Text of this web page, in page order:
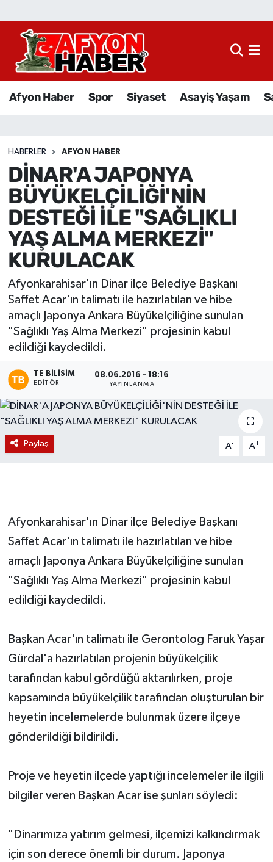
Afyon Haber Spor Siyaset Asayiş Yaşam
HABERLER AFYON HABER
DİNAR'A JAPONYA
BÜYÜKELÇİLİĞİ'NİN
DESTEĞİ İLE "SAĞLIKLI
YAŞ ALMA MERKEZİ"
KURULACAK
Afyonkarahisar'ın Dinar ilçe Belediye Başkanı
Saffet Acar'ın talimatı ile hazırlatılan ve hibe
amaçlı Japonya Ankara Büyükelçiliğine sunulan
"Sağlıklı Yaş Alma Merkezi" projesinin kabul
edildiği kaydedildi.
TE BILISIM
EDITÖR
08.06.2016 - 18:16
YAYINLANMA
Paylaş A- A+
Afyonkarahisar'ın Dinar ilçe Belediye Başkanı
Saffet Acar'ın talimatı ile hazırlatılan ve hibe
amaçlı Japonya Ankara Büyükelçiliğine sunulan
"Sağlıklı Yaş Alma Merkezi" projesinin kabul
edildiği kaydedildi.
Başkan Acar'ın talimatı ile Gerontolog Faruk Yaşar
Gürdal'a hazırlatılan projenin büyükelçilik
tarafından kabul gördüğü aktarılırken, proje
kapsamında büyükelçilik tarafından oluşturulan bir
heyetin incelemelerde bulunmak üzere ilçeye
gönderildiği bildirildi.
Proje ve heyetin ilçede yaptığı incelemeler ile ilgili
bilgiler veren Başkan Acar ise şunları söyledi:
"Dinarımıza yatırım gelmesi, ilçemizi kalkındırmak
için son derece önemli bir durum. Japonya
Afyon Haber
Sağlık
Eğitim
Sivil Toplum
Ekonomi
Magazin
Etkinlikler